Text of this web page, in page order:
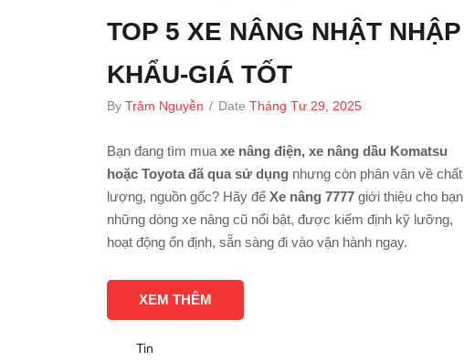
TOP 5 XE NÂNG NHẬT NHẬP
KHẨU-GIÁ TỐT
By Trâm Nguyễn / Date Tháng Tư 29, 2025
Bạn đang tìm muaxe nâng điện, xe nâng dầu Komatsu
hoặc Toyota đã qua sử dụng nhưng còn phân vân về chất
lượng, nguồn gốc? Hãy để Xe nâng 7777 giới thiệu cho bạn
những dòng xe nâng cũ nổi bật, được kiểm định kỹ lưỡng,
hoạt động ổn định, sẵn sàng đi vào vận hành ngay.
XEM THÊM
Tin